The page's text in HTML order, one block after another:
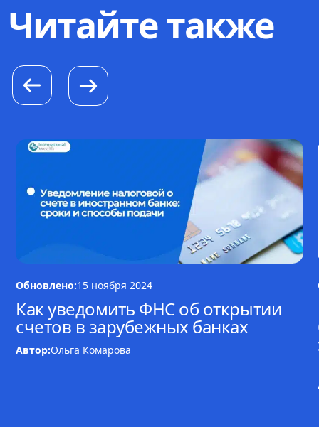
Читайте также
Обновлено:15 ноября 2024
Как уведомить ФНС об открытии
счетов в зарубежных банках
Автор:Ольга Комарова